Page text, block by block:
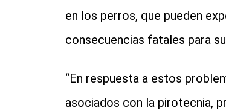
en los perros, que pueden
consecuencias fatales para su
“En respuesta a estos
asociados con la pirotecnia,